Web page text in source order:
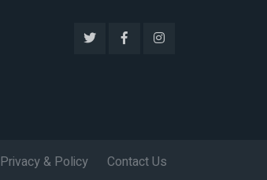
Privacy & Policy Contact Us